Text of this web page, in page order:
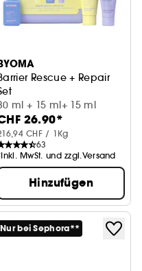
Rescue + Repair
ml + 15 ml+ 15 ml
26.90*
CHF / 1Kg
63
MwSt. und zzgl.Versand
Hinzufügen
Nur bei Sephora**